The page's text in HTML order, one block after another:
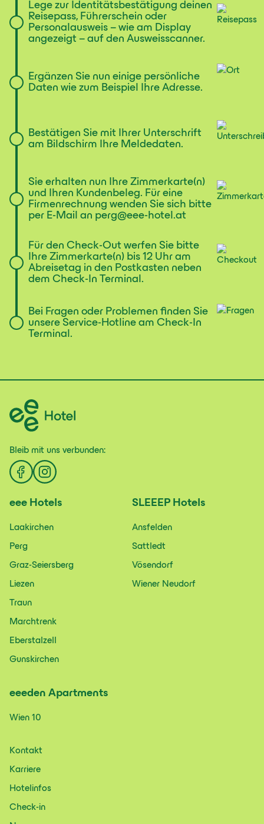
Lege zur Identitätsbestätigung deinen
Reisepass, Führerschein oder
Personalausweis – wie am Display
angezeigt – auf den Ausweisscanner.
Ergänzen Sie nun einige persönliche
Daten wie zum Beispiel Ihre Adresse.
Bestätigen Sie mit Ihrer Unterschrift
am Bildschirm Ihre Meldedaten.
Sie erhalten nun Ihre Zimmerkarte(n)
und Ihren Kundenbeleg. Für eine
Firmenrechnung wenden Sie sich bitte
per E-Mail an perg@eee-hotel.at
Für den Check-Out werfen Sie bitte
Ihre Zimmerkarte(n) bis 12 Uhr am
Abreisetag in den Postkasten neben
dem Check-In Terminal.
Bei Fragen oder Problemen finden Sie
unsere Service-Hotline am Check-In
Terminal.
Bleib mit uns verbunden:
eee Hotels
Laakirchen
Perg
Graz-Seiersberg
Liezen
Traun
Marchtrenk
Eberstalzell
Gunskirchen
SLEEEP Hotels
Ansfelden
Sattledt
Vösendorf
Wiener Neudorf
eeeden Apartments
Wien 10
Kontakt
Karriere
Hotelinfos
Check-in